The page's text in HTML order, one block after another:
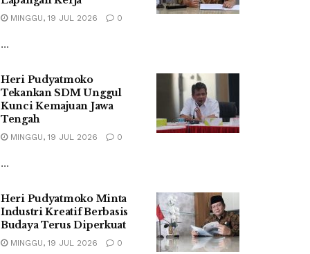
MINGGU, 19 JUL 2026 0
...
Heri Pudyatmoko
Tekankan SDM Unggul
Kunci Kemajuan Jawa
Tengah
MINGGU, 19 JUL 2026 0
...
Heri Pudyatmoko Minta
Industri Kreatif Berbasis
Budaya Terus Diperkuat
MINGGU, 19 JUL 2026 0